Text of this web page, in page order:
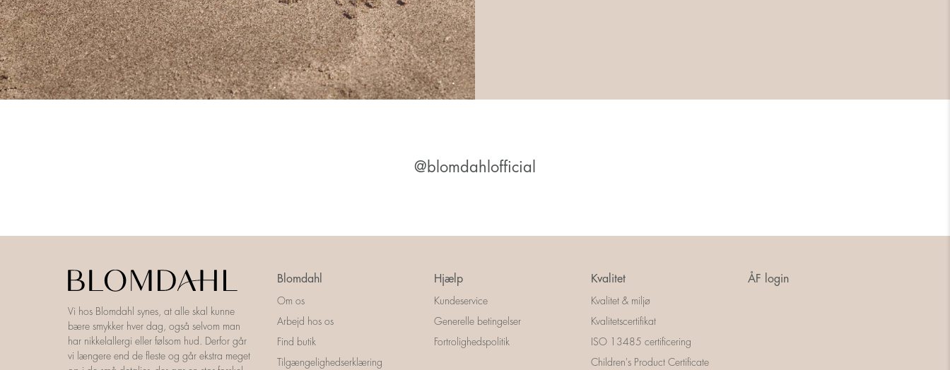
@blomdahlofficial
Vi hos Blomdahl synes, at alle skal kunne
bære smykker hver dag, også selvom man
har nikkelallergi eller følsom hud. Derfor går
vi længere end de fleste og går ekstra meget
Blomdahl
Om os
Arbejd hos os
Find butik
Tilgængelighedserklæring
Hjælp
Kundeservice
Generelle betingelser
Fortrolighedspolitik
Kvalitet
Kvalitet & miljø
Kvalitetscertifikat
ISO 13485 certificering
Children's Product Certificate
ÅF login